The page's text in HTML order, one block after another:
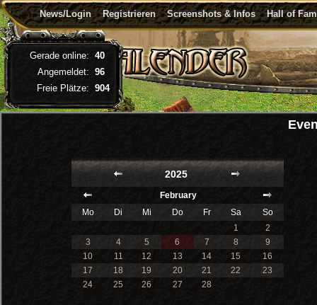
News/Login Registrieren Screenshots & Infos Hall of
2025
February
Mo
Di Mi Do Fr Sa
So
1
2
3
4 5 6 7 8
9
10
11 12 13 14 15
16
17
18 19 20 21 22
23
24
25 26 27 28
Gerade online: 40
Angemeldet: 96
Freie Plätze: 904